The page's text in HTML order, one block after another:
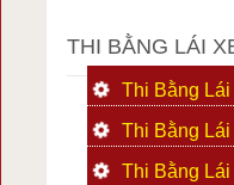
THI BẰNG LÁI
Thi Bằng Lái
Thi Bằng Lái
Thi Bằng Lái